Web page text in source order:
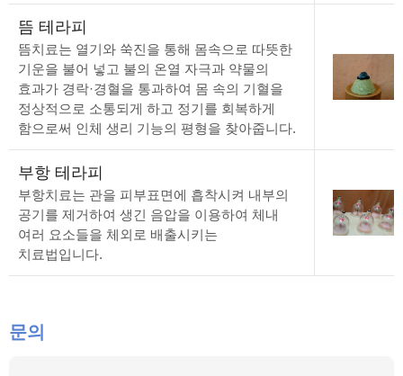
뜸 테라피
뜸치료는 열기와 쑥진을 통해 몸속으로 따뜻한
기운을 불어 넣고 불의 온열 자극과 약물의
효과가 경락·경혈을 통과하여 몸 속의 기혈을
정상적으로 소통되게 하고 정기를 회복하게
함으로써 인체 생리 기능의 평형을 찾아줍니다.
부항 테라피
부항치료는 관을 피부표면에 흡착시켜 내부의
공기를 제거하여 생긴 음압을 이용하여 체내
여러 요소들을 체외로 배출시키는
치료법입니다.
문의